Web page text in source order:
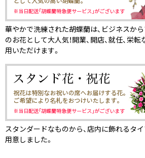
華やかで洗練された胡蝶蘭は、ビジネスか
のお花として大人気！開業、開店、就任、栄
用いただけます。
スタンダードなものから、店内に飾れるタ
用意しました。